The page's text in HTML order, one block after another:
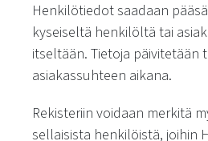
Henkilötiedot saadaan
kyseiseltä henkilöltä tai
itseltään. Tietoja päivitetään
asiakassuhteen aikana.
Rekisteriin voidaan merkitä
sellaisista henkilöistä, joihin